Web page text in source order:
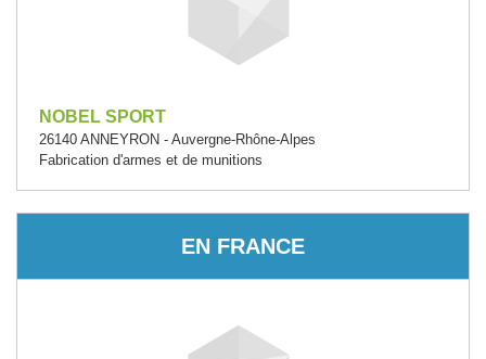
NOBEL SPORT
26140 ANNEYRON - Auvergne-Rhône-Alpes
Fabrication d'armes et de munitions
EN FRANCE